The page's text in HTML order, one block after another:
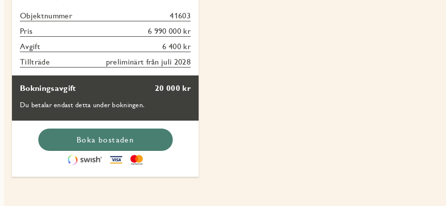
Objektnummer
41603
Pris
6 990 000 kr
Avgift
6 400 kr
Tillträde
preliminärt från juli 2028
Bokningsavgift 20 000 kr
Du betalar endast detta under bokningen.
Boka bostaden